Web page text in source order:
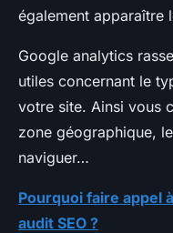
également apparaître
Google analytics
utiles concernant le
votre site. Ainsi vous
zone géographique,
naviguer…
Pourquoi faire appel à
audit SEO ?